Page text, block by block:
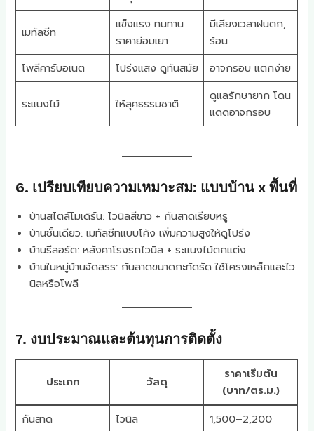
เมทัลชีท
แข็งแรง ทนทาน
ราคาย่อมเยา
มีเสียงเวลาฝนตก,
ร้อน
โพลีคาร์บอเนต
โปร่งแสง ดูทันสมัย อาจกรอบ แตกง่าย
ระแนงไม้ ให้ลุคธรรมชาติ
ดูแลรักษายาก โดน
แดดอาจกรอบ
6. เปรียบเทียบความเหมาะสม: แบบบ้าน x พื้นที่
บ้านสไตล์โมเดิร์น: ไวนิลสีขาว + กันสาดเรียบหรู
บ้านชั้นเดียว: เมทัลชีทแบบโค้ง เพิ่มความสูงให้ดูโปร่ง
บ้านรีสอร์ต: หลังคาโรงรถไวนิล + ระแนงไม้ตกแต่ง
บ้านในหมู่บ้านจัดสรร: กันสาดขนาดกะทัดรัด ใช้โครงเหล็กและไว
นิลหรือโพลี
7. งบประมาณและต้นทุนการติดตั้ง
ประเภท วัสดุ
ราคาเริ่มต้น
(บาท/ตร.ม.)
กันสาด
ไวนิล
1,500–2,200